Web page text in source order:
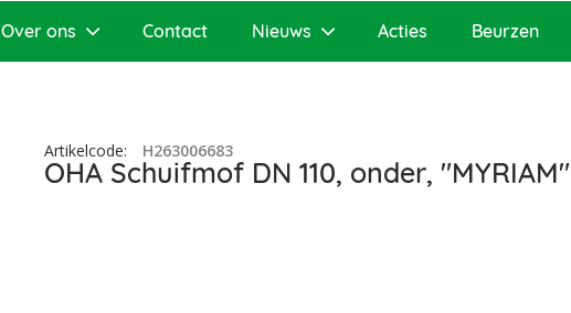
Over ons Contact Nieuws Acties Beurzen
Artikelcode: H263006683
OHA Schuifmof DN 110, onder, "MYRIAM"